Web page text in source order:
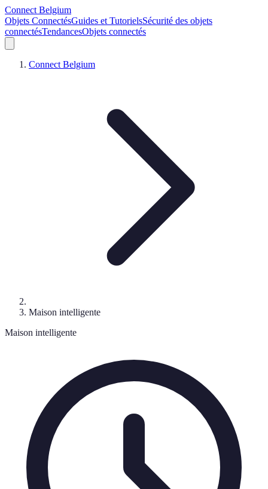
Connect Belgium
Objets ConnectésGuides et TutorielsSécurité des objets
connectésTendancesObjets connectés
Connect Belgium
Maison intelligente
Maison intelligente